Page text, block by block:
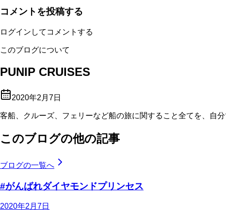
コメントを投稿する
ログインしてコメントする
このブログについて
PUNIP CRUISES
2020年2月7日
客船、クルーズ、フェリーなど船の旅に関すること全てを、自
このブログの他の記事
ブログの一覧へ
#がんばれダイヤモンドプリンセス
2020年2月7日